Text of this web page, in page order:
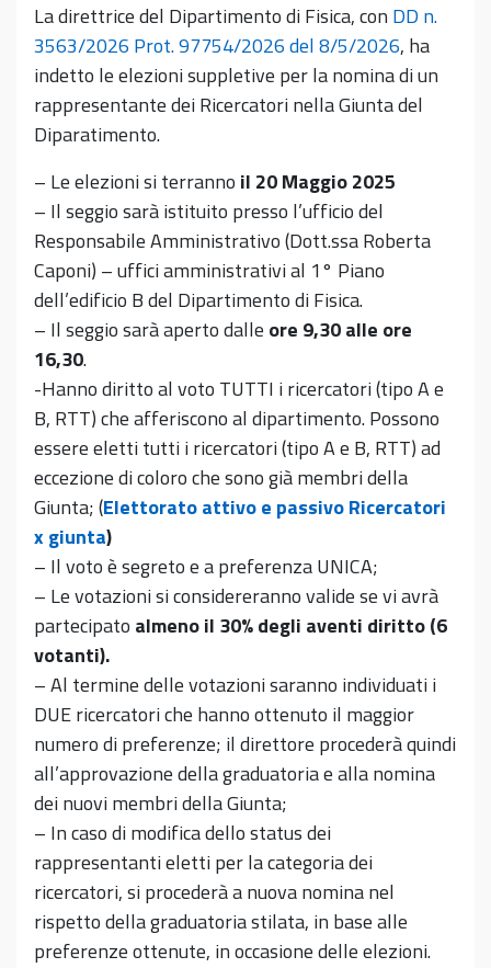
La direttrice del Dipartimento di Fisica, con DD n.
3563/2026 Prot. 97754/2026 del 8/5/2026, ha
indetto le elezioni suppletive per la nomina di un
rappresentante dei Ricercatori nella Giunta del
Diparatimento.
– Le elezioni si terranno il 20 Maggio 2025
– Il seggio sarà istituito presso l’ufficio del
Responsabile Amministrativo (Dott.ssa Roberta
Caponi) – uffici amministrativi al 1° Piano
dell’edificio B del Dipartimento di Fisica.
– Il seggio sarà aperto dalle ore 9,30 alle ore
16,30.
-Hanno diritto al voto TUTTI i ricercatori (tipo A e
B, RTT) che afferiscono al dipartimento. Possono
essere eletti tutti i ricercatori (tipo A e B, RTT) ad
eccezione di coloro che sono già membri della
Giunta; (Elettorato attivo e passivo Ricercatori
x giunta)
– Il voto è segreto e a preferenza UNICA;
– Le votazioni si considereranno valide se vi avrà
partecipato almeno il 30% degli aventi diritto (6
votanti).
– Al termine delle votazioni saranno individuati i
DUE ricercatori che hanno ottenuto il maggior
numero di preferenze; il direttore procederà quindi
all’approvazione della graduatoria e alla nomina
dei nuovi membri della Giunta;
– In caso di modifica dello status dei
rappresentanti eletti per la categoria dei
ricercatori, si procederà a nuova nomina nel
rispetto della graduatoria stilata, in base alle
preferenze ottenute, in occasione delle elezioni.